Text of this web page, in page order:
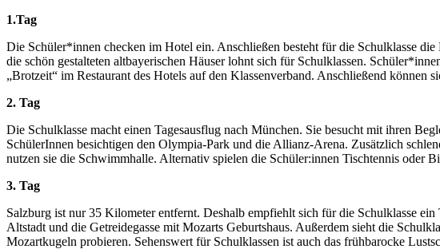
1.Tag
Die Schüler*innen checken im Hotel ein. Anschließen besteht für die Schulklasse
die schön gestalteten altbayerischen Häuser lohnt sich für Schulklassen.
„Brotzeit“ im Restaurant des Hotels auf den Klassenverband. Anschließend können
2. Tag
Die Schulklasse macht einen Tagesausflug nach München. Sie besucht mit ihren
SchülerInnen besichtigen den Olympia-Park und die Allianz-Arena. Zusätzlich
nutzen sie die Schwimmhalle. Alternativ spielen die Schüler:innen Tischtennis oder
3. Tag
Salzburg ist nur 35 Kilometer entfernt. Deshalb empfiehlt sich für die Schulklasse
Altstadt und die Getreidegasse mit Mozarts Geburtshaus. Außerdem sieht die
Mozartkugeln probieren. Sehenswert für Schulklassen ist auch das frühbarocke